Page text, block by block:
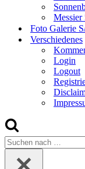
Messier
Foto Galerie
Verschiedenes
Login
Logout
Suchen
nach …